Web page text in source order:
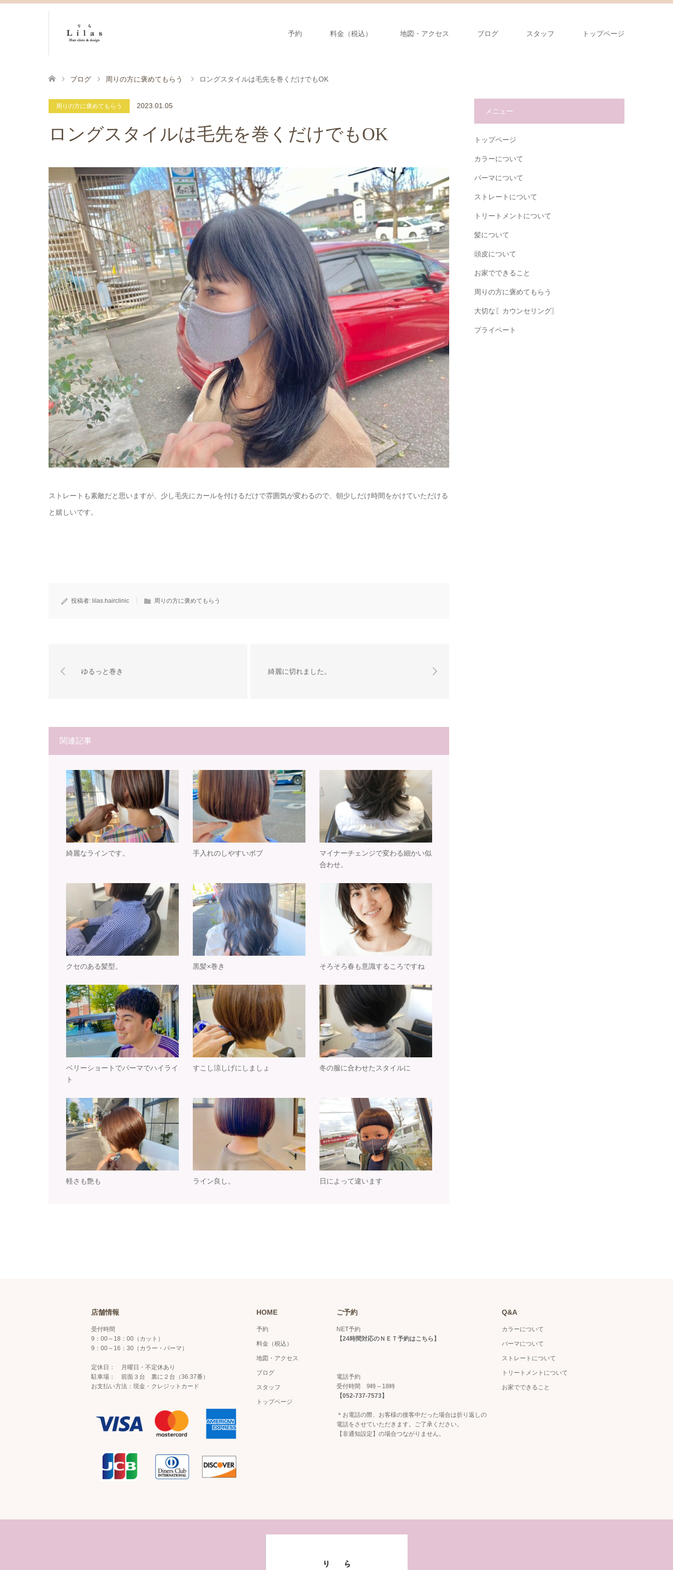
予約 料金（税込） 地図・アクセス ブログ スタッフ トップページ
ブログ 周りの方に褒めてもらう ロングスタイルは毛先を巻くだけでもOK
周りの方に褒めてもらう 2023.01.05
ロングスタイルは毛先を巻くだけでもOK
ストレートも素敵だと思いますが、少し毛先にカールを付けるだけで雰囲気が変わるので、朝少しだけ時間をかけていただける
と嬉しいです。
投稿者: lilas.hairclinic 周りの方に褒めてもらう
ゆるっと巻き 綺麗に切れました。
関連記事
綺麗なラインです。 手入れのしやすいボブ
マイナーチェンジで変わる細かい似
合わせ。
クセのある髪型。 黒髪×巻き そろそろ春も意識するころですね
ベリーショートでパーマでハイライ
ト
すこし涼しげにしましょ 冬の服に合わせたスタイルに
軽さも艶も ライン良し。 日によって違います
メニュー
トップページ
カラーについて
パーマについて
ストレートについて
トリートメントについて
髪について
頭皮について
お家でできること
周りの方に褒めてもらう
大切な〖カウンセリング〗
プライベート
店舗情報
受付時間
9：00～18：00（カット）
9：00～16：30（カラー・パーマ）
定休日： 月曜日・不定休あり
駐車場： 前面３台 裏に２台（36.37番）
お支払い方法：現金・クレジットカード
HOME
予約
料金（税込）
地図・アクセス
ブログ
スタッフ
トップページ
ご予約
NET予約
【24時間対応のＮＥＴ予約はこちら】
電話予約
受付時間 9時～18時
【052-737-7573】
＊お電話の際、お客様の接客中だった場合は折り返しの
電話をさせていただきます。ご了承ください。
【非通知設定】の場合つながりません。
Q&A
カラーについて
パーマについて
ストレートについて
トリートメントについて
お家でできること